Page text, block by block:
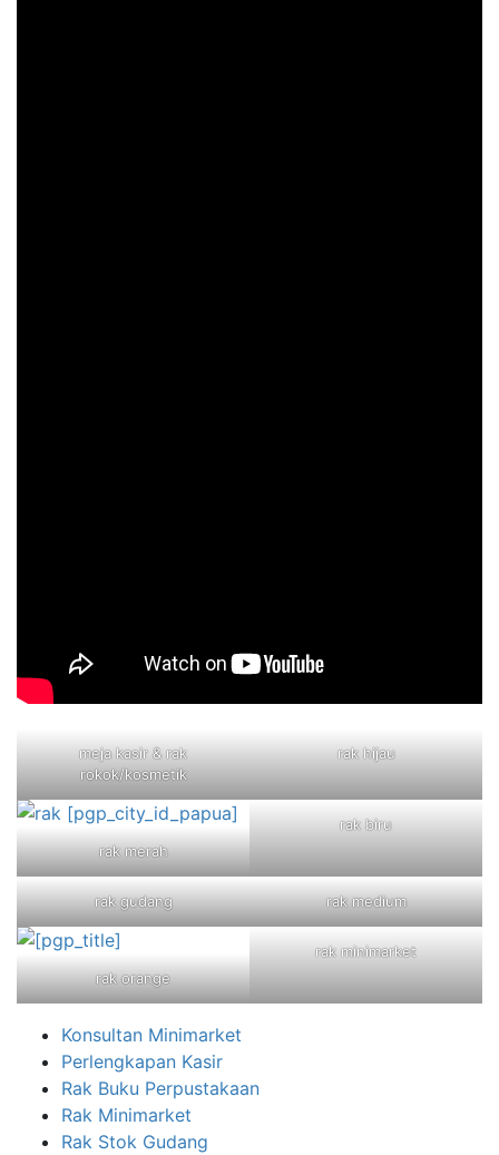
meja kasir & rak
rokok/kosmetik
rak hijau
rak merah
rak biru
rak gudang rak medium
rak orange
rak minimarket
Konsultan Minimarket
Perlengkapan Kasir
Rak Buku Perpustakaan
Rak Minimarket
Rak Stok Gudang